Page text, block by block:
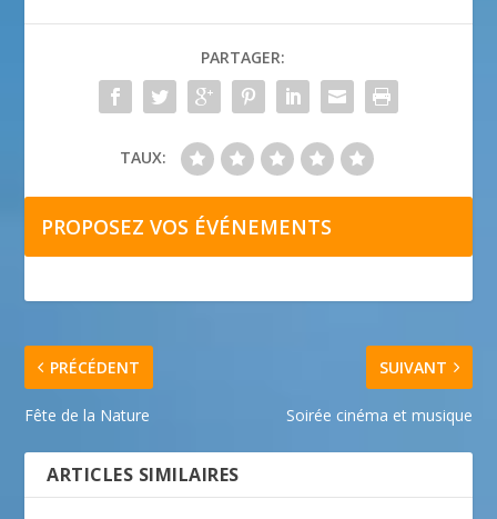
PARTAGER:
TAUX:
PROPOSEZ VOS ÉVÉNEMENTS
PRÉCÉDENT
Fête de la Nature
SUIVANT
Soirée cinéma et musique
ARTICLES SIMILAIRES